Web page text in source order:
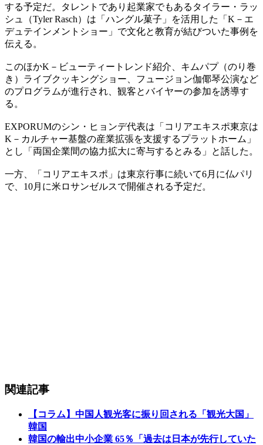
する予定だ。タレントであり起業家でもあるタイラー・ラッ
シュ（Tyler Rasch）は「ハングル菓子」を活用した「K－エ
デュテインメントショー」で文化と教育が結びついた事例を
伝える。
このほかK－ビューティートレンド紹介、キムパプ（のり巻
き）ライブクッキングショー、フュージョン伽倻琴公演など
のプログラムが進行され、観客とバイヤーの参加を誘導す
る。
EXPORUMのシン・ヒョンデ代表は「コリアエキスポ東京は
K－カルチャー基盤の産業拡張を支援するプラットホーム」
とし「両国企業間の協力拡大に寄与するとみる」と話した。
一方、「コリアエキスポ」は東京行事に続いて6月に仏パリ
で、10月に米ロサンゼルスで開催される予定だ。
関連記事
【コラム】中国人観光客に振り回される「観光大国」
韓国
韓国の輸出中小企業 65％「過去は日本が先行していた